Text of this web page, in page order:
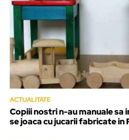
ACTUALITATE
Copiii nostri n-au manuale sa
se joaca cu jucarii fabricate in